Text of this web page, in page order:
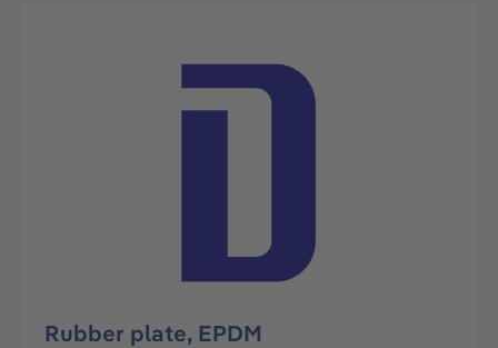
Afbeeldingengalerij overslaan
Rubber plate, EPDM